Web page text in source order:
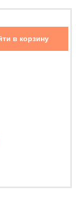
в корзину